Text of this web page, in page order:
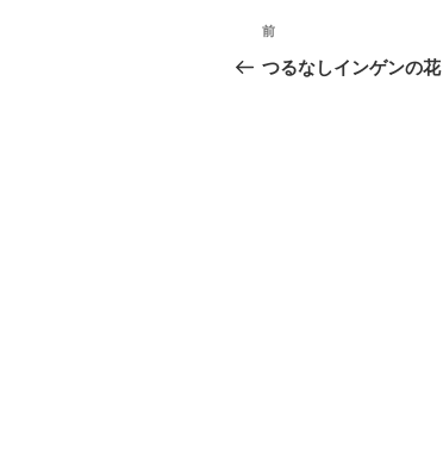
投
稿
前
の
前
つるなしインゲンの花